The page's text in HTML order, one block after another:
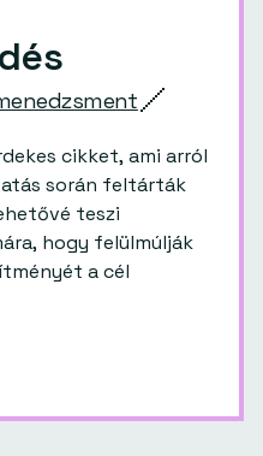
cikket, ami arról
során feltárták
teszi
hogy felülmúlják
a cél